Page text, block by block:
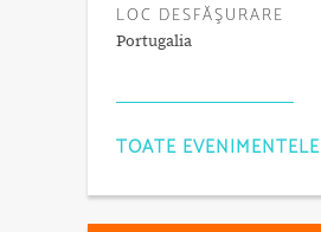
LOC DESFĂŞURARE
Portugalia
TOATE EVENIMENTELE